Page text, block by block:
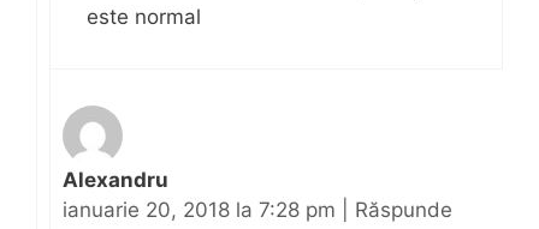
este normal
Alexandru
ianuarie 20, 2018 la 7:28 pm
Răspunde